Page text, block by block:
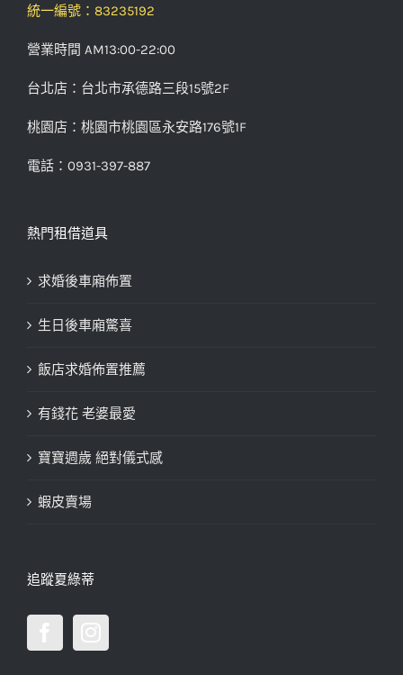
統一編號：83235192
營業時間 AM13:00-22:00
台北店：台北市承德路三段15號2F
桃園店：桃園市桃園區永安路176號1F
電話：0931-397-887
熱門租借道具
求婚後車廂佈置
生日後車廂驚喜
飯店求婚佈置推薦
有錢花 老婆最愛
寶寶週歲 絕對儀式感
蝦皮賣場
追蹤夏綠蒂